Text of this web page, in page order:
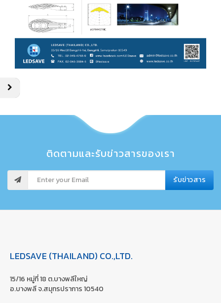
ติดตามและรับข่าวสารของเรา
รับข่าวสาร
LEDSAVE (THAILAND) CO.,LTD.
15/16 หมู่ที่ 18 ต.บางพลีใหญ่
อ.บางพลี จ.สมุทรปราการ 10540